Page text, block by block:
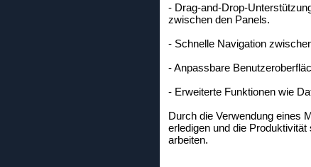
- Drag-and-Drop-
zwischen den Panels.
- Schnelle Navigation
- Anpassbare
- Erweiterte Funktionen wie
Durch die Verwendung eines
erledigen und die
arbeiten.